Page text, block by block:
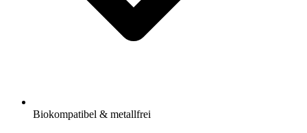
Biokompatibel & metallfrei